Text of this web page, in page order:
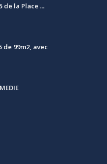
de la Place ...
de 99m2, avec